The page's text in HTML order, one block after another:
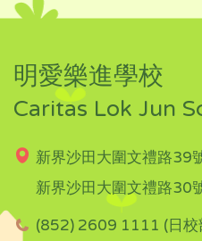
明愛樂進學校
Caritas Lok Jun
新界沙田大圍文禮路39
新界沙田大圍文禮路30
(852) 2609 1111 (日